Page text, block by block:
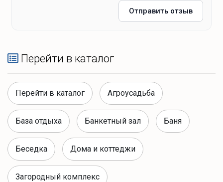
Зоны отдыха
Костровая зона
Банные удобства
Баня находится между домами, доступна если она
не забронирована
Отправить отзыв
Перейти в каталог
Перейти в каталог Агроусадьба
База отдыха Банкетный зал Баня
Беседка Дома и коттеджи
Загородный комплекс